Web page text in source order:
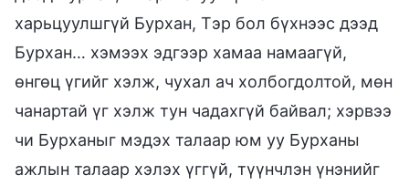
харьцуулшгүй Бурхан, Тэр бол бүхнээс дээд
Бурхан… хэмээх эдгээр хамаа намаагүй,
өнгөц үгийг хэлж, чухал ач холбогдолтой, мөн
чанартай үг хэлж тун чадахгүй байвал; хэрвээ
чи Бурханыг мэдэх талаар юм уу Бурханы
ажлын талаар хэлэх үггүй, түүнчлэн үнэнийг